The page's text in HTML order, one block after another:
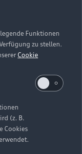
Anordnung der
auf dieser
Funktionen
zu stellen.
Cookie
(z. B.
Cookies